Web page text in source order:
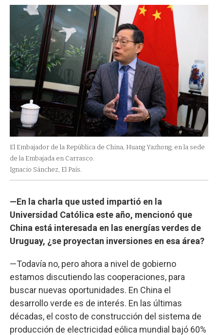
El Embajador de la República de China, Huang Yazhong, en la sede
de la Embajada en Carrasco.
Ignacio Sánchez, El País.
—En la charla que usted impartió en la
Universidad Católica este año, mencionó que
China está interesada en las energías verdes de
Uruguay, ¿se proyectan inversiones en esa área?
—Todavía no, pero ahora a nivel de gobierno
estamos discutiendo las cooperaciones, para
buscar nuevas oportunidades. En China el
desarrollo verde es de interés. En las últimas
décadas, el costo de construcción del sistema de
producción de electricidad eólica mundial bajó 60%